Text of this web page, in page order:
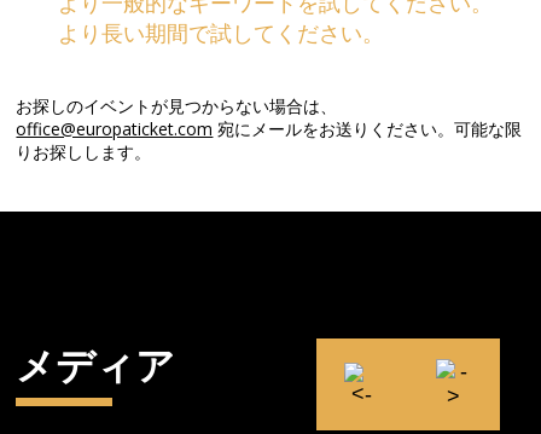
より長い期間で試してください。
お探しのイベントが見つからない場合は、
office@europaticket.com 宛にメールをお送りください。可能な限
りお探しします。
メディア